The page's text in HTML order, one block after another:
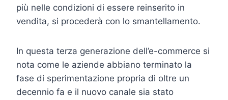
più nelle condizioni di essere reinserito in
vendita, si procederà con lo smantellamento.
In questa terza generazione dell’e-commerce si
nota come le aziende abbiano terminato la
fase di sperimentazione propria di oltre un
decennio fa e il nuovo canale sia stato